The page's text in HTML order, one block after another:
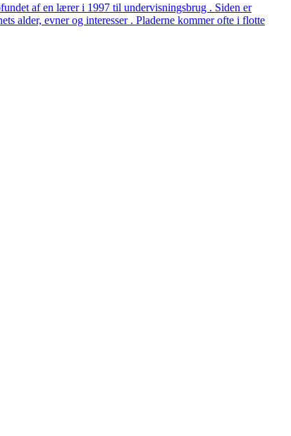
af en lærer i 1997 til undervisningsbrug . Siden er
alder, evner og interesser . Pladerne kommer ofte i flotte